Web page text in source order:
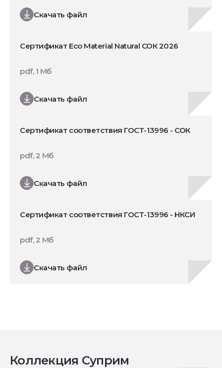
Скачать файл
Сертификат Eco Material Natural СОК 2026
Скачать файл
pdf, 1 Мб
Сертификат соответствия ГОСТ-13996 - СОК
Скачать файл
pdf, 2 Мб
Сертификат соответствия ГОСТ-13996 - НКСИ
Скачать файл
pdf, 2 Мб
Коллекция Суприм